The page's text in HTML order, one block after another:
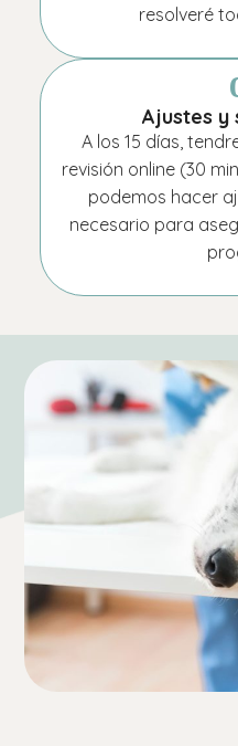
resolveré
Ajustes y
A los 15 días,
revisión online (30
podemos hacer
necesario para